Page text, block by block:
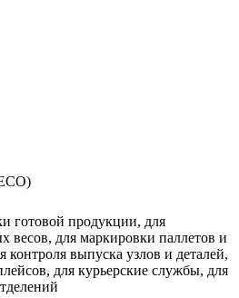
готовой продукции, для
весов, для маркировки паллетов и
контроля выпуска узлов и деталей,
для курьерские службы, для